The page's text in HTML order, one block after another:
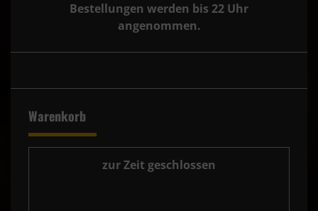
Bestellungen werden bis 22 Uhr
angenommen.
Warenkorb
zur Zeit geschlossen